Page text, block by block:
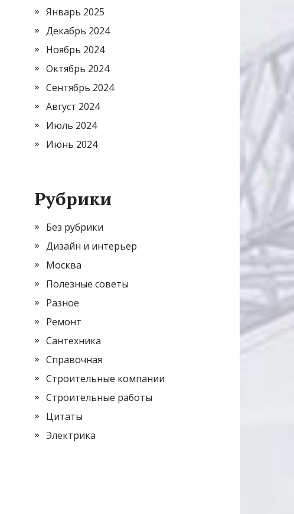
Январь 2025
Декабрь 2024
Ноябрь 2024
Октябрь 2024
Сентябрь 2024
Август 2024
Июль 2024
Июнь 2024
Рубрики
Без рубрики
Дизайн и интерьер
Москва
Полезные советы
Разное
Ремонт
Сантехника
Справочная
Строительные компании
Строительные работы
Цитаты
Электрика